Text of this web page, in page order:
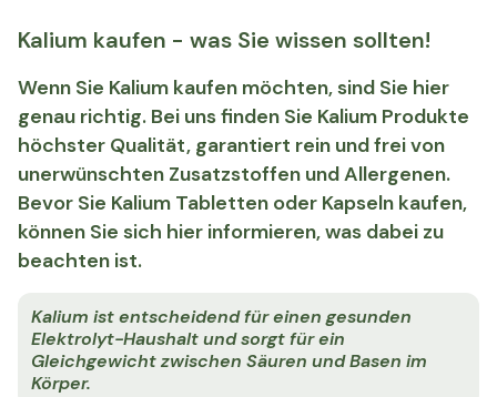
Kalium kaufen - was Sie wissen sollten!
Wenn Sie Kalium kaufen möchten, sind Sie hier
genau richtig. Bei uns finden Sie Kalium Produkte
höchster Qualität, garantiert rein und frei von
unerwünschten Zusatzstoffen und Allergenen.
Bevor Sie Kalium Tabletten oder Kapseln kaufen,
können Sie sich hier informieren, was dabei zu
beachten ist.
Kalium ist entscheidend für einen gesunden
Elektrolyt-Haushalt und sorgt für ein
Gleichgewicht zwischen Säuren und Basen im
Körper.